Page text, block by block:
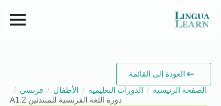
العودة إلى القائمة
الصفحة الرئيسية
الدورات التعليمية الأطفال
فرنسي
دورة اللغة الفرنسية للمبتدئين A1.2